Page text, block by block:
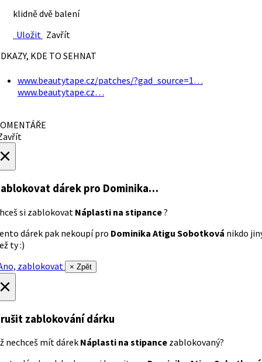
klidně dvě balení
Uložit Zavřít
KDE TO SEHNAT
www.beautytape.cz/patches/?gad_source=1…
www.beautytape.cz…
dárek pro Dominika…
si zablokovat Náplasti na stipance?
dárek pak nekoupí pro Dominika Atigu Sobotková nikdo
ty :)
zablokovat
× Zpět
zablokování dárku
nechceš mít dárek Náplasti na stipance zablokovaný?